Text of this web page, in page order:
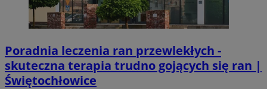
Poradnia leczenia ran przewlekłych -
skuteczna terapia trudno gojących się ran |
Świętochłowice